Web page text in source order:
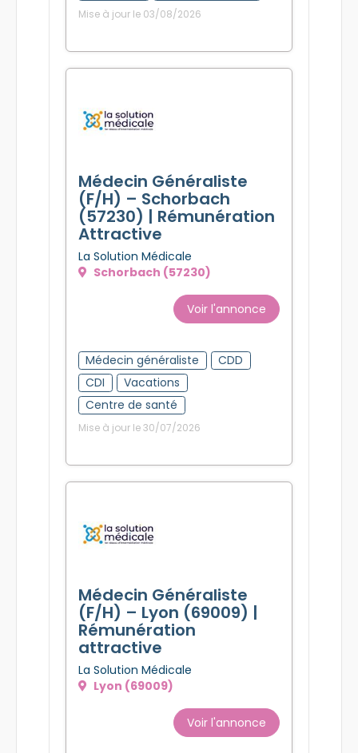
Mise à jour le 03/08/2026
Médecin Généraliste
(F/H) – Schorbach
(57230) | Rémunération
Attractive
La Solution Médicale
Schorbach (57230)
Voir l'annonce
Médecin généraliste
CDD
CDI
Vacations
Centre de santé
Mise à jour le 30/07/2026
Médecin Généraliste
(F/H) – Lyon (69009) |
Rémunération
attractive
La Solution Médicale
Lyon (69009)
Voir l'annonce